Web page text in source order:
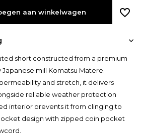
aan winkelwagen
short constructed from a premium
mill Komatsu Matere.
and stretch, it delivers
reliable weather protection
interior prevents it from clinging to
design with zipped coin pocket